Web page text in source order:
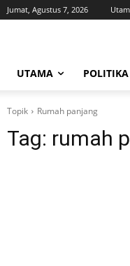
Jumat, Agustus 7, 2026
UTAMA POLITIKA
Topik Rumah panjang
Tag: rumah